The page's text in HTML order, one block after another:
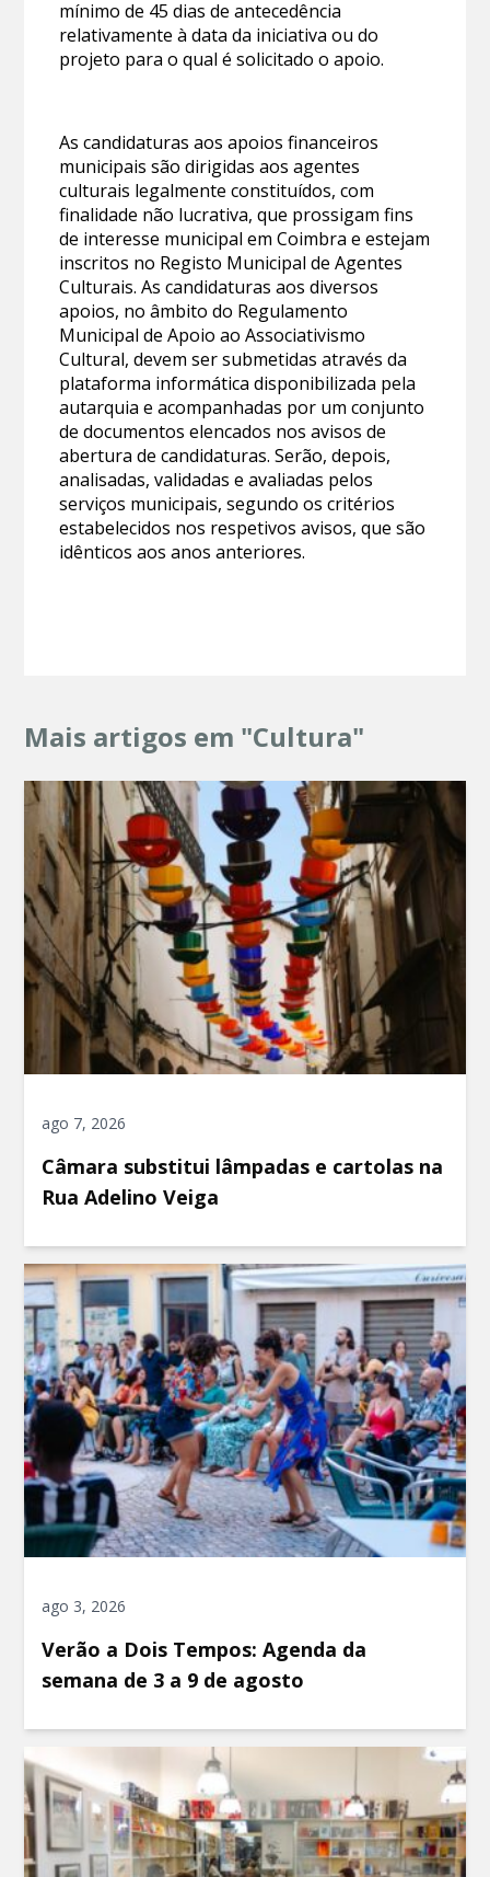
mínimo de 45 dias de antecedência
relativamente à data da iniciativa ou do
projeto para o qual é solicitado o apoio.
As candidaturas aos apoios financeiros
municipais são dirigidas aos agentes
culturais legalmente constituídos, com
finalidade não lucrativa, que prossigam fins
de interesse municipal em Coimbra e estejam
inscritos no Registo Municipal de Agentes
Culturais. As candidaturas aos diversos
apoios, no âmbito do Regulamento
Municipal de Apoio ao Associativismo
Cultural, devem ser submetidas através da
plataforma informática disponibilizada pela
autarquia e acompanhadas por um conjunto
de documentos elencados nos avisos de
abertura de candidaturas. Serão, depois,
analisadas, validadas e avaliadas pelos
serviços municipais, segundo os critérios
estabelecidos nos respetivos avisos, que são
idênticos aos anos anteriores.
Mais artigos em "Cultura"
ago 7, 2026
Câmara substitui lâmpadas e cartolas na
Rua Adelino Veiga
ago 3, 2026
Verão a Dois Tempos: Agenda da
semana de 3 a 9 de agosto